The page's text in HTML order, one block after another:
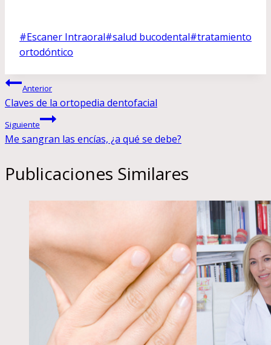
Etiquetas
de
entrada:
#Escaner Intraoral#salud bucodental#tratamiento
ortodóntico
Navegación
de
entradas
Anterior
Claves de la ortopedia dentofacial
Siguiente
Me sangran las encías, ¿a qué se debe?
Publicaciones Similares